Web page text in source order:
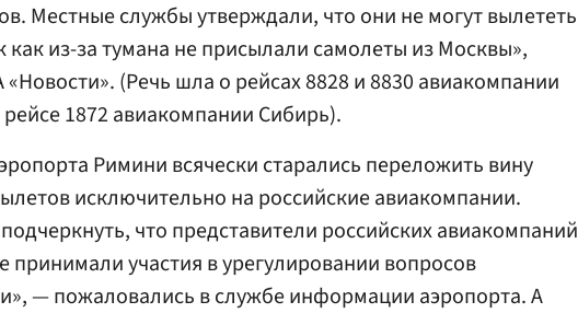
Местные службы утверждали, что они не могут вылететь
как из-за тумана не присылали самолеты из Москвы»,
(Речь шла о рейсах 8828 и 8830 авиакомпании
1872 авиакомпании Сибирь).
Римини всячески старались переложить вину
исключительно на российские авиакомпании.
что представители российских авиакомпаний
принимали участия в урегулировании вопросов
— пожаловались в службе информации аэропорта. А